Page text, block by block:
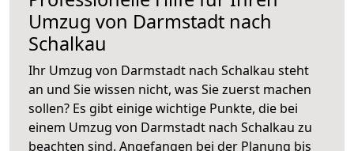
Umzug von Darmstadt nach
Schalkau
Ihr Umzug von Darmstadt nach Schalkau steht
an und Sie wissen nicht, was Sie zuerst machen
sollen? Es gibt einige wichtige Punkte, die bei
einem Umzug von Darmstadt nach Schalkau zu
beachten sind. Angefangen bei der Planung bis